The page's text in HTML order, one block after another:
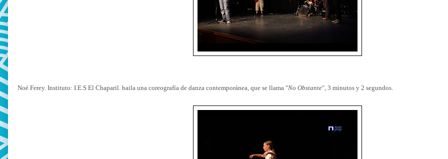
Noé Ferey. Instituto: I.E.S El Chaparil. baila una coreografía de danza contemporánea, que se llama "No Obstante", 3 minutos y 2 segundos.